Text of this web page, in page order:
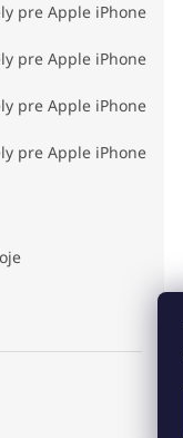
pre Apple iPhone
pre Apple iPhone
pre Apple iPhone
pre Apple iPhone